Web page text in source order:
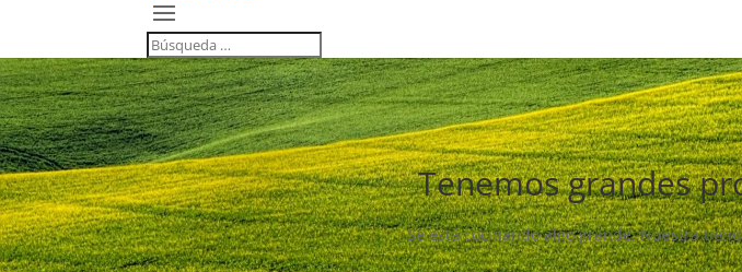
Tenemos grandes
Se está cocinando algo grande. Nuestra